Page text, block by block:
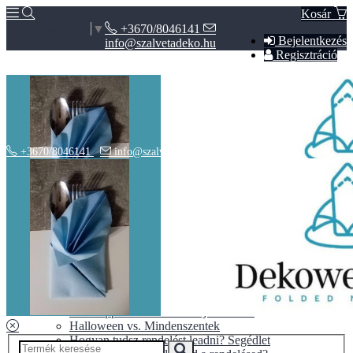
Kosár
Bejelentkezés
Regisztráció
▼
+3670/8046141
info@szalvetadeko.hu
Hírek
ÁSZF
Adatvédelem
BLOG
Halloween vs. Mindenszentek
Hogyan tudsz rendelést leadni? Segédlet
+3670/8046141 info@szalvetadeko.hu